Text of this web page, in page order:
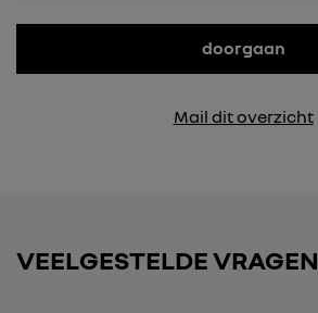
doorgaan
Mail dit overzicht
VEELGESTELDE VRAGEN